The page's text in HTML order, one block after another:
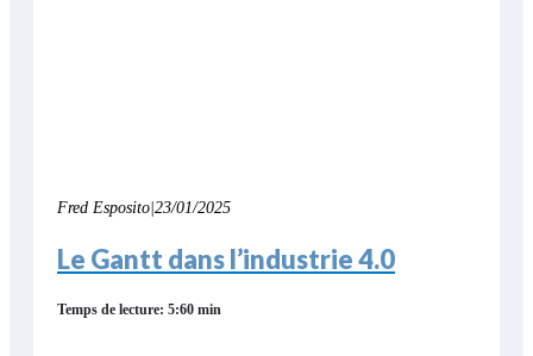
Fred Esposito 23/01/2025
Le Gantt dans l’industrie 4.0
Temps de lecture: 5:60 min